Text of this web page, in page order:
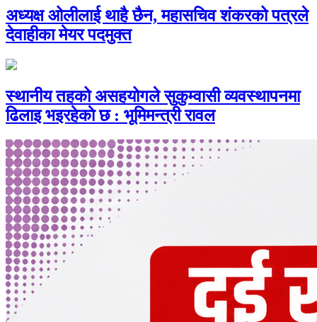
अध्यक्ष ओलीलाई थाहै छैन, महासचिव शंकरको पत्रले
देवाहीका मेयर पदमुक्त
स्थानीय तहको असहयोगले सुकुम्वासी व्यवस्थापनमा
ढिलाइ भइरहेकाे छ : भूमिमन्त्री रावल